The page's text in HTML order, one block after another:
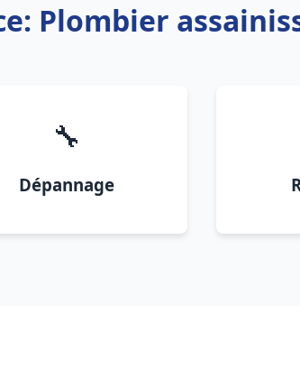
Plombier
🔧
Dépannage